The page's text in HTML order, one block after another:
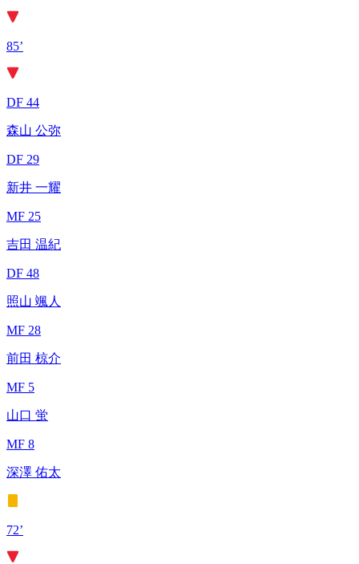
85’
DF 44
森山 公弥
DF 29
新井 一耀
MF 25
吉田 温紀
DF 48
照山 颯人
MF 28
前田 椋介
MF 5
山口 蛍
MF 8
深澤 佑太
72’